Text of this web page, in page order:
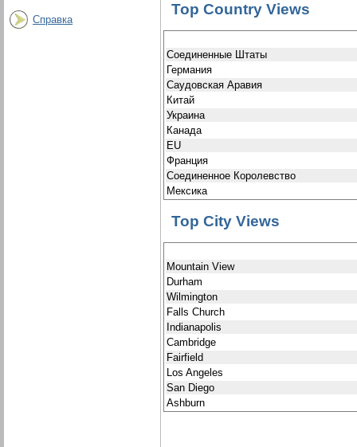
Справка
Top Country Views
Соединенные Штаты
Германия
Саудовская Аравия
Китай
Украина
Канада
EU
Франция
Соединенное Королевство
Мексика
Top City Views
Mountain View
Durham
Wilmington
Falls Church
Indianapolis
Cambridge
Fairfield
Los Angeles
San Diego
Ashburn